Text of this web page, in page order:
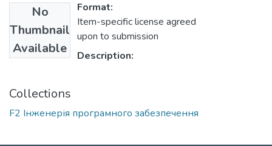
No
Thumbnail
Available
Format:
Item-specific license agreed
upon to submission
Description:
Collections
F2 Інженерія програмного забезпечення